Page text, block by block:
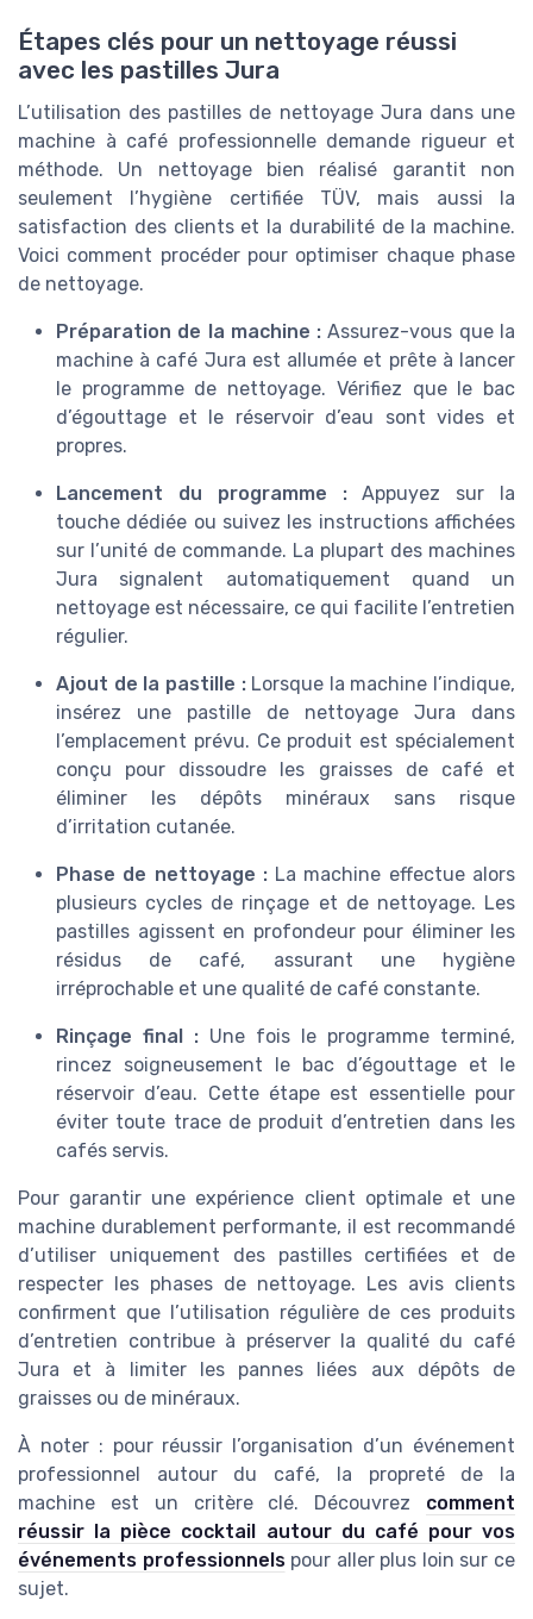
Étapes clés pour un nettoyage réussi
avec les pastilles Jura
L’utilisation des pastilles de nettoyage Jura dans une
machine à café professionnelle demande rigueur et
méthode. Un nettoyage bien réalisé garantit non
seulement l’hygiène certifiée TÜV, mais aussi la
satisfaction des clients et la durabilité de la machine.
Voici comment procéder pour optimiser chaque phase
de nettoyage.
Préparation de la machine : Assurez-vous que la
machine à café Jura est allumée et prête à lancer
le programme de nettoyage. Vérifiez que le bac
d’égouttage et le réservoir d’eau sont vides et
propres.
Lancement du programme :Appuyez sur la
touche dédiée ou suivez les instructions affichées
sur l’unité de commande. La plupart des machines
Jura signalent automatiquement quand un
nettoyage est nécessaire, ce qui facilite l’entretien
régulier.
Ajout de la pastille :Lorsque la machine l’indique,
insérez une pastille de nettoyage Jura dans
l’emplacement prévu. Ce produit est spécialement
conçu pour dissoudre les graisses de café et
éliminer les dépôts minéraux sans risque
d’irritation cutanée.
Phase de nettoyage :La machine effectue alors
plusieurs cycles de rinçage et de nettoyage. Les
pastilles agissent en profondeur pour éliminer les
résidus de café, assurant une hygiène
irréprochable et une qualité de café constante.
Rinçage final : Une fois le programme terminé,
rincez soigneusement le bac d’égouttage et le
réservoir d’eau. Cette étape est essentielle pour
éviter toute trace de produit d’entretien dans les
cafés servis.
Pour garantir une expérience client optimale et une
machine durablement performante, il est recommandé
d’utiliser uniquement des pastilles certifiées et de
respecter les phases de nettoyage. Les avis clients
confirment que l’utilisation régulière de ces produits
d’entretien contribue à préserver la qualité du café
Jura et à limiter les pannes liées aux dépôts de
graisses ou de minéraux.
À noter : pour réussir l’organisation d’un événement
professionnel autour du café, la propreté de la
machine est un critère clé. Découvrez comment
réussir la pièce cocktail autour du café pour vos
événements professionnelspour aller plus loin sur ce
sujet.